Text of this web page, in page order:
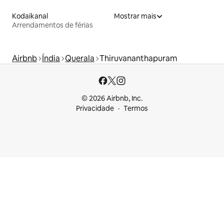
Kodaikanal
Arrendamentos de férias
Mostrar mais
Airbnb Índia Querala Thiruvananthapuram
© 2026 Airbnb, Inc.
Privacidade
Termos